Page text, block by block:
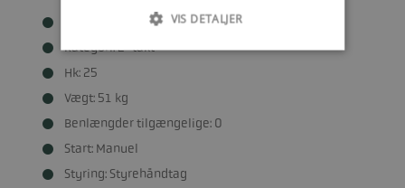
Kategori: 2-takt
Hk: 25
Vægt: 51 kg
Benlængder tilgængelige: 0
Start: Manuel
Styring: Styrehåndtag
VIS DETALJER